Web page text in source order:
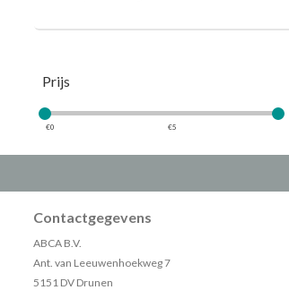
Prijs
€0 €5
Contactgegevens
ABCA B.V.
Ant. van Leeuwenhoekweg 7
5151 DV Drunen